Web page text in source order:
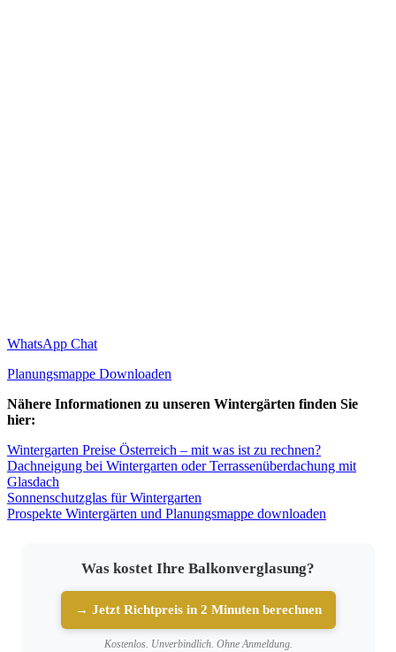
WhatsApp Chat
Planungsmappe Downloaden
Nähere Informationen zu unseren Wintergärten finden Sie
hier:
Wintergarten Preise Österreich – mit was ist zu rechnen?
Dachneigung bei Wintergarten oder Terrassenüberdachung mit
Glasdach
Sonnenschutzglas für Wintergarten
Prospekte Wintergärten und Planungsmappe downloaden
Was kostet Ihre Balkonverglasung?
→ Jetzt Richtpreis in 2 Minuten berechnen
Kostenlos. Unverbindlich. Ohne Anmeldung.